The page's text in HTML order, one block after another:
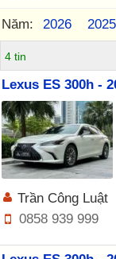
Năm:
2026 2025
4 tin
Lexus ES 300h -
Trần Công Luật
0858 939 999